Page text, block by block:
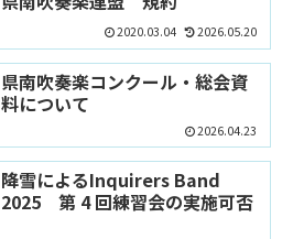
2020.03.04 2026.05.20
県南吹奏楽コンクール・総会資
料について
2026.04.23
降雪によるInquirers Band
2025 第 4 回練習会の実施可否